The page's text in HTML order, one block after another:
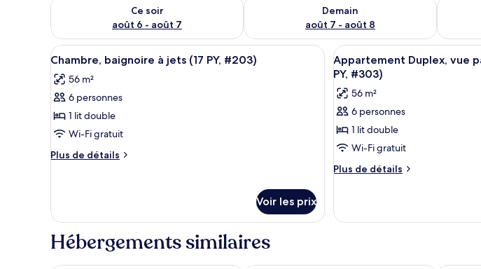
Ce soir
août 6 - août 7
Demain
août 7 - août 8
Afficher
toutes
les
photos
pour
ce
type
de
baignoire
jets
(17
Chambre, baignoire à jets (17 PY, #203) | Coin séjour | Télévision à écran
6
Chambre, baignoire à jets (17 PY, #203)
56 m²
6 personnes
1 lit double
Wi-Fi gratuit
Plus de détails
Plus
type
chambre
Voir les prix
Afficher
toutes
les
photos
pour
ce
type
de
Duplex,
sur
9
Appartement Duplex, vue
PY, #303)
56 m²
6 personnes
1 lit double
Wi-Fi gratuit
Plus de détails
Plus
le
Hébergements similaires